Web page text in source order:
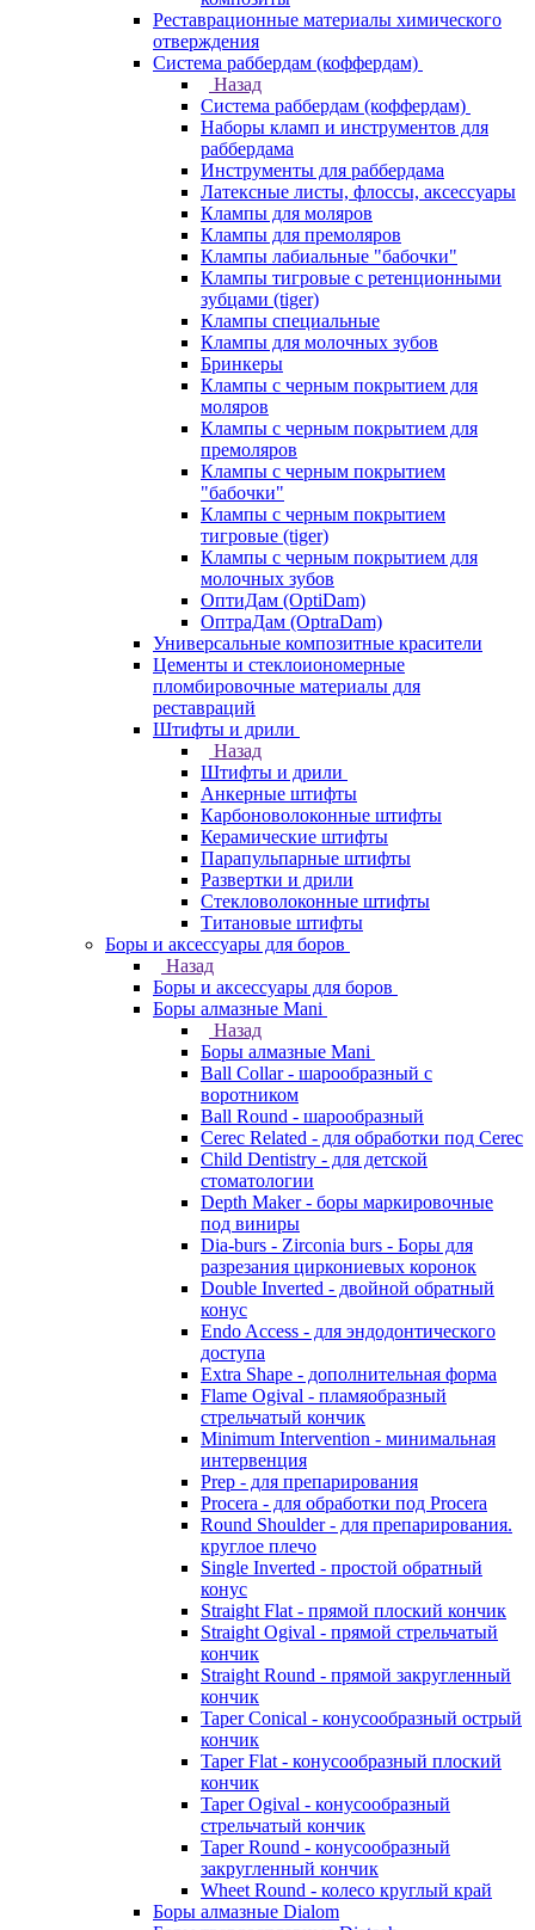
Реставрационные материалы химического
отверждения
Система раббердам (коффердам)
Назад
Система раббердам (коффердам)
Наборы кламп и инструментов для
раббердама
Инструменты для раббердама
Латексные листы, флоссы, аксессуары
Клампы для моляров
Клампы для премоляров
Клампы лабиальные "бабочки"
Клампы тигровые с ретенционными
зубцами (tiger)
Клампы специальные
Клампы для молочных зубов
Бринкеры
Клампы с черным покрытием для
моляров
Клампы с черным покрытием для
премоляров
Клампы с черным покрытием
"бабочки"
Клампы с черным покрытием
тигровые (tiger)
Клампы с черным покрытием для
молочных зубов
ОптиДам (OptiDam)
ОптраДам (OptraDam)
Универсальные композитные красители
Цементы и стеклоиономерные
пломбировочные материалы для
реставраций
Штифты и дрили
Назад
Штифты и дрили
Анкерные штифты
Карбоноволоконные штифты
Керамические штифты
Парапульпарные штифты
Развертки и дрили
Стекловолоконные штифты
Титановые штифты
Боры и аксессуары для боров
Назад
Боры и аксессуары для боров
Боры алмазные Mani
Назад
Боры алмазные Mani
Ball Collar - шарообразный c
воротником
Ball Round - шарообразный
Cerec Related - для обработки под Cerec
Child Dentistry - для детской
стоматологии
Depth Maker - боры маркировочные
под виниры
Dia-burs - Zirconia burs - Боры для
разрезания циркониевых коронок
Double Inverted - двойной обратный
конус
Endo Access - для эндодонтического
доступа
Extra Shape - дополнительная форма
Flame Ogival - пламяобразный
стрельчатый кончик
Minimum Intervention - минимальная
интервенция
Prep - для препарирования
Procera - для обработки под Procera
Round Shoulder - для препарирования.
круглое плечо
Single Inverted - простой обратный
конус
Straight Flat - прямой плоский кончик
Straight Ogival - прямой стрельчатый
кончик
Straight Round - прямой закругленный
кончик
Taper Conical - конусообразный острый
кончик
Taper Flat - конусообразный плоский
кончик
Taper Ogival - конусообразный
стрельчатый кончик
Taper Round - конусообразный
закругленный кончик
Wheet Round - колесо круглый край
Боры алмазные Dialom